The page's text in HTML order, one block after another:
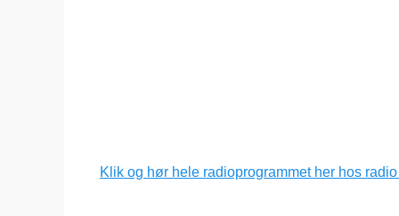
Klik og hør hele radioprogrammet her hos